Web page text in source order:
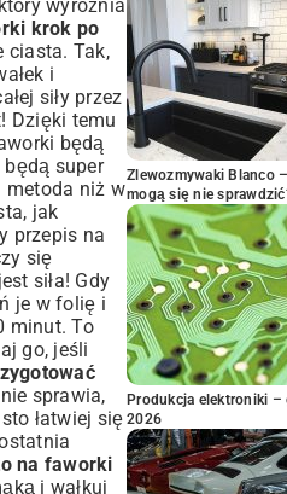
wyróżnia
krok po
ciasta. Tak,
i
siły przez
Dzięki temu
będą
super
metoda niż w
jak
przepis na
się
siła! Gdy
je w folię i
minut. To
go, jeśli
sprawia,
łatwiej się
na faworki
i wałkuj
Zlewozmywaki Blanco
mogą się nie
Produkcja elektroniki –
2026